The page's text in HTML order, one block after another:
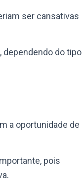
ser cansativas
do tipo
a oportunidade de
pois